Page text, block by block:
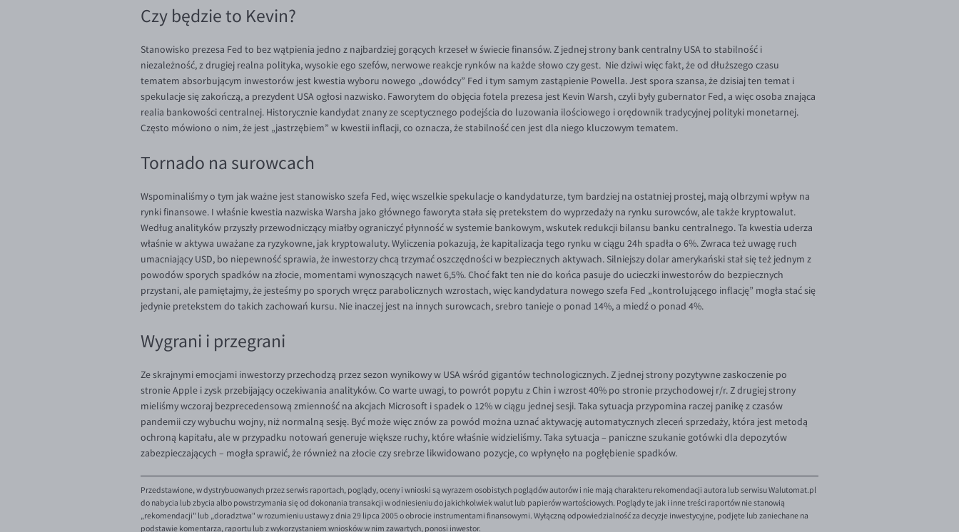
Czy będzie to Kevin?
Stanowisko prezesa Fed to bez wątpienia jedno z najbardziej gorących krzeseł w świecie finansów. Z jednej strony bank centralny USA to stabilność i
niezależność, z drugiej realna polityka, wysokie ego szefów, nerwowe reakcje rynków na każde słowo czy gest. Nie dziwi więc fakt, że od dłuższego czasu
tematem absorbującym inwestorów jest kwestia wyboru nowego „dowódcy” Fed i tym samym zastąpienie Powella. Jest spora szansa, że dzisiaj ten temat i
spekulacje się zakończą, a prezydent USA ogłosi nazwisko. Faworytem do objęcia fotela prezesa jest Kevin Warsh, czyli były gubernator Fed, a więc osoba znająca
realia bankowości centralnej. Historycznie kandydat znany ze sceptycznego podejścia do luzowania ilościowego i orędownik tradycyjnej polityki monetarnej.
Często mówiono o nim, że jest „jastrzębiem” w kwestii inflacji, co oznacza, że stabilność cen jest dla niego kluczowym tematem.
Tornado na surowcach
Wspominaliśmy o tym jak ważne jest stanowisko szefa Fed, więc wszelkie spekulacje o kandydaturze, tym bardziej na ostatniej prostej, mają olbrzymi wpływ na
rynki finansowe. I właśnie kwestia nazwiska Warsha jako głównego faworyta stała się pretekstem do wyprzedaży na rynku surowców, ale także kryptowalut.
Według analityków przyszły przewodniczący miałby ograniczyć płynność w systemie bankowym, wskutek redukcji bilansu banku centralnego. Ta kwestia uderza
właśnie w aktywa uważane za ryzykowne, jak kryptowaluty. Wyliczenia pokazują, że kapitalizacja tego rynku w ciągu 24h spadła o 6%. Zwraca też uwagę ruch
umacniający USD, bo niepewność sprawia, że inwestorzy chcą trzymać oszczędności w bezpiecznych aktywach. Silniejszy dolar amerykański stał się też jednym z
powodów sporych spadków na złocie, momentami wynoszących nawet 6,5%. Choć fakt ten nie do końca pasuje do ucieczki inwestorów do bezpiecznych
przystani, ale pamiętajmy, że jesteśmy po sporych wręcz parabolicznych wzrostach, więc kandydatura nowego szefa Fed „kontrolującego inflację” mogła stać się
jedynie pretekstem do takich zachowań kursu. Nie inaczej jest na innych surowcach, srebro tanieje o ponad 14%, a miedź o ponad 4%.
Wygrani i przegrani
Ze skrajnymi emocjami inwestorzy przechodzą przez sezon wynikowy w USA wśród gigantów technologicznych. Z jednej strony pozytywne zaskoczenie po
stronie Apple i zysk przebijający oczekiwania analityków. Co warte uwagi, to powrót popytu z Chin i wzrost 40% po stronie przychodowej r/r. Z drugiej strony
mieliśmy wczoraj bezprecedensową zmienność na akcjach Microsoft i spadek o 12% w ciągu jednej sesji. Taka sytuacja przypomina raczej panikę z czasów
pandemii czy wybuchu wojny, niż normalną sesję. Być może więc znów za powód można uznać aktywację automatycznych zleceń sprzedaży, która jest metodą
ochroną kapitału, ale w przypadku notowań generuje większe ruchy, które właśnie widzieliśmy. Taka sytuacja – paniczne szukanie gotówki dla depozytów
zabezpieczających – mogła sprawić, że również na złocie czy srebrze likwidowano pozycje, co wpłynęło na pogłębienie spadków.
Przedstawione, w dystrybuowanych przez serwis raportach, poglądy, oceny i wnioski są wyrazem osobistych poglądów autorów i nie mają charakteru rekomendacji autora lub serwisu Walutomat.pl
do nabycia lub zbycia albo powstrzymania się od dokonania transakcji w odniesieniu do jakichkolwiek walut lub papierów wartościowych. Poglądy te jak i inne treści raportów nie stanowią
„rekomendacji" lub „doradztwa" w rozumieniu ustawy z dnia 29 lipca 2005 o obrocie instrumentami finansowymi. Wyłączną odpowiedzialność za decyzje inwestycyjne, podjęte lub zaniechane na
podstawie komentarza, raportu lub z wykorzystaniem wniosków w nim zawartych, ponosi inwestor.